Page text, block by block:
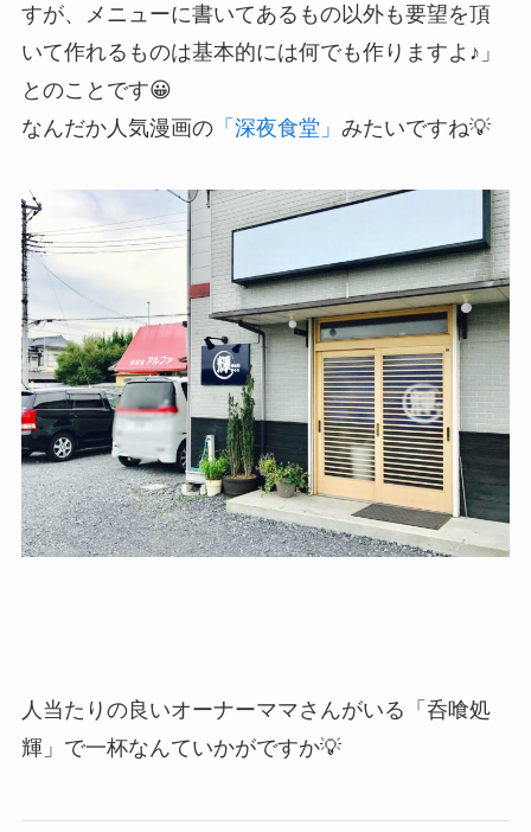
すが、メニューに書いてあるもの以外も要望を頂
いて作れるものは基本的には何でも作りますよ♪」
とのことです😀
なんだか人気漫画の「深夜食堂」 みたいですね💡
人当たりの良いオーナーママさんがいる「呑喰処
輝」で一杯なんていかがですか💡